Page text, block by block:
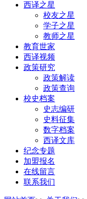
西译之星
校友之星
学子之星
教师之星
教育世家
西译视频
政策研究
政策解读
政策查询
校史档案
史志编研
史料征集
数字档案
西译文库
纪念专题
加盟报名
在线留言
联系我们